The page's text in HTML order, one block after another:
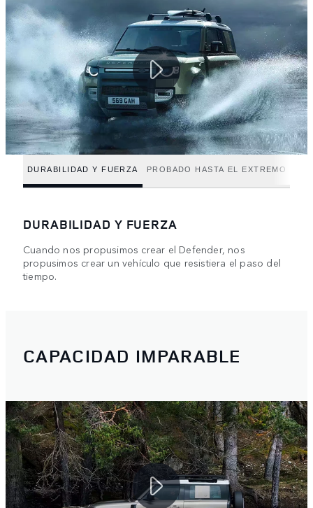
DURABILIDAD Y FUERZA PROBADO HASTA EL EXTREMO
DURABILIDAD Y FUERZA
Cuando nos propusimos crear el Defender, nos
propusimos crear un vehículo que resistiera el paso del
tiempo.
CAPACIDAD IMPARABLE